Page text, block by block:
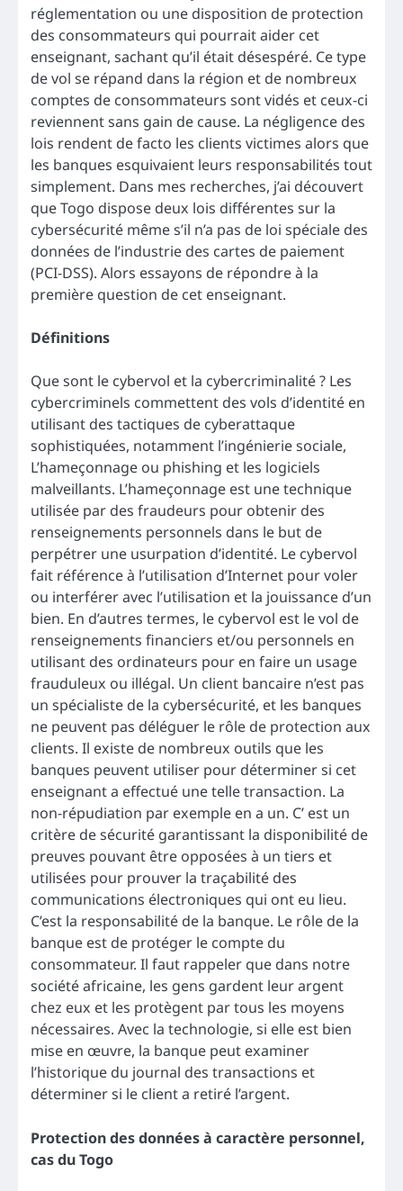
réglementation ou une disposition de protection
des consommateurs qui pourrait aider cet
enseignant, sachant qu’il était désespéré. Ce type
de vol se répand dans la région et de nombreux
comptes de consommateurs sont vidés et ceux-ci
reviennent sans gain de cause. La négligence des
lois rendent de facto les clients victimes alors que
les banques esquivaient leurs responsabilités tout
simplement. Dans mes recherches, j’ai découvert
que Togo dispose deux lois différentes sur la
cybersécurité même s’il n’a pas de loi spéciale des
données de l’industrie des cartes de paiement
(PCI-DSS). Alors essayons de répondre à la
première question de cet enseignant.
Définitions
Que sont le cybervol et la cybercriminalité ? Les
cybercriminels commettent des vols d’identité en
utilisant des tactiques de cyberattaque
sophistiquées, notamment l’ingénierie sociale,
L’hameçonnage ou phishing et les logiciels
malveillants. L’hameçonnage est une technique
utilisée par des fraudeurs pour obtenir des
renseignements personnels dans le but de
perpétrer une usurpation d’identité. Le cybervol
fait référence à l’utilisation d’Internet pour voler
ou interférer avec l’utilisation et la jouissance d’un
bien. En d’autres termes, le cybervol est le vol de
renseignements financiers et/ou personnels en
utilisant des ordinateurs pour en faire un usage
frauduleux ou illégal. Un client bancaire n’est pas
un spécialiste de la cybersécurité, et les banques
ne peuvent pas déléguer le rôle de protection aux
clients. Il existe de nombreux outils que les
banques peuvent utiliser pour déterminer si cet
enseignant a effectué une telle transaction. La
non-répudiation par exemple en a un. C’ est un
critère de sécurité garantissant la disponibilité de
preuves pouvant être opposées à un tiers et
utilisées pour prouver la traçabilité des
communications électroniques qui ont eu lieu.
C’est la responsabilité de la banque. Le rôle de la
banque est de protéger le compte du
consommateur. Il faut rappeler que dans notre
société africaine, les gens gardent leur argent
chez eux et les protègent par tous les moyens
nécessaires. Avec la technologie, si elle est bien
mise en œuvre, la banque peut examiner
l’historique du journal des transactions et
déterminer si le client a retiré l’argent.
Protection des données à caractère personnel,
cas du Togo